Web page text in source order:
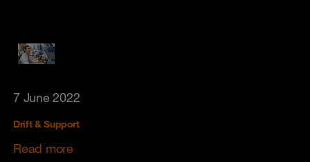
7 June 2022
Drift & Support
Read more